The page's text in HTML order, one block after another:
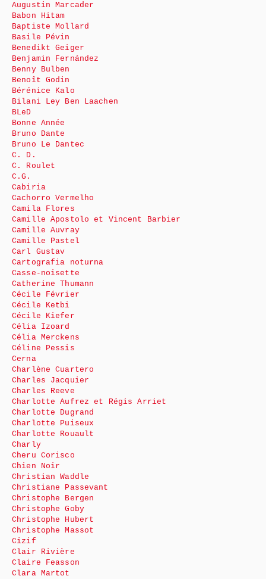
Augustin Marcader
Babon Hitam
Baptiste Mollard
Basile Pévin
Benedikt Geiger
Benjamin Fernández
Benny Bulben
Benoît Godin
Bérénice Kalo
Bilani Ley Ben Laachen
BLeD
Bonne Année
Bruno Dante
Bruno Le Dantec
C. D.
C. Roulet
C.G.
Cabiria
Cachorro Vermelho
Camila Flores
Camille Apostolo et Vincent Barbier
Camille Auvray
Camille Pastel
Carl Gustav
Cartografia noturna
Casse-noisette
Catherine Thumann
Cécile Février
Cécile Ketbi
Cécile Kiefer
Célia Izoard
Célia Merckens
Céline Pessis
Cerna
Charlène Cuartero
Charles Jacquier
Charles Reeve
Charlotte Aufrez et Régis Arriet
Charlotte Dugrand
Charlotte Puiseux
Charlotte Rouault
Charly
Cheru Corisco
Chien Noir
Christian Waddle
Christiane Passevant
Christophe Bergen
Christophe Goby
Christophe Hubert
Christophe Massot
Cizif
Clair Rivière
Claire Feasson
Clara Martot